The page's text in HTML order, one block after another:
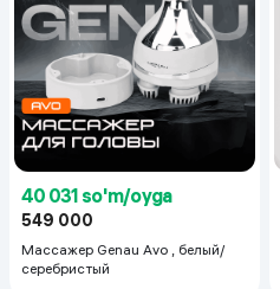
40 031 so'm/oyga
549 000
Массажер Genau Avo , белый/
серебристый